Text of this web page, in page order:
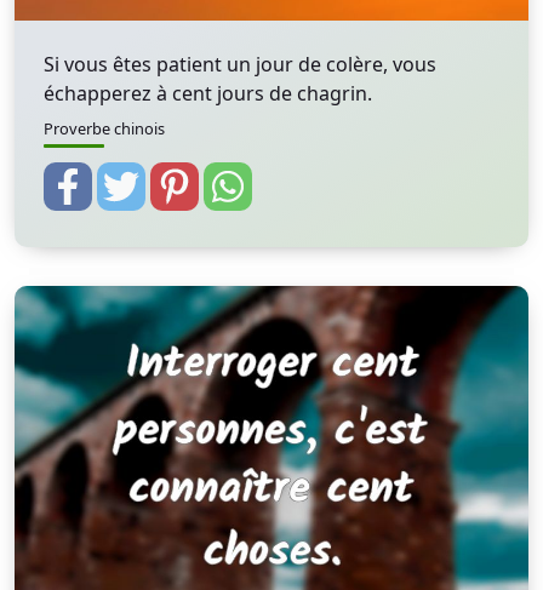
Si vous êtes patient un jour de colère, vous
échapperez à cent jours de chagrin.
Proverbe chinois